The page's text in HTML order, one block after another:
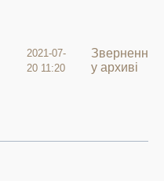
2021-07-
20 11:20
Звернення
у архиві